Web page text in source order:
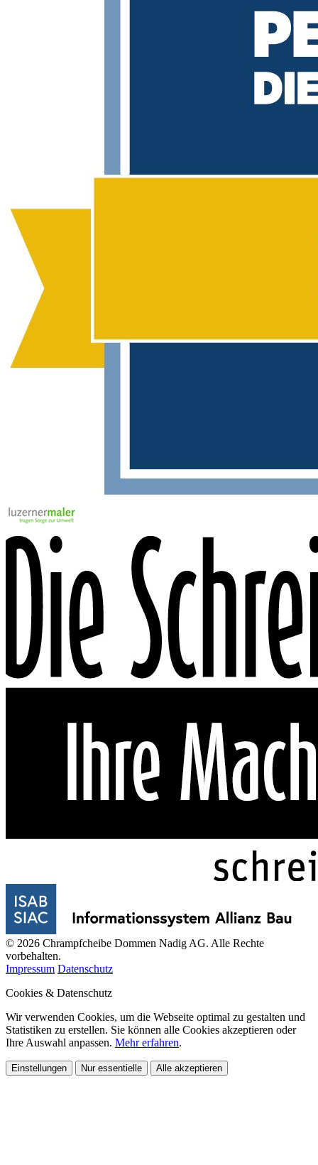
© 2026 Chrampfcheibe Dommen Nadig AG. Alle Rechte
vorbehalten.
Impressum Datenschutz
Cookies & Datenschutz
Wir verwenden Cookies, um die Webseite optimal zu gestalten und
Statistiken zu erstellen. Sie können alle Cookies akzeptieren oder
Ihre Auswahl anpassen. Mehr erfahren.
Einstellungen Nur essentielle Alle akzeptieren